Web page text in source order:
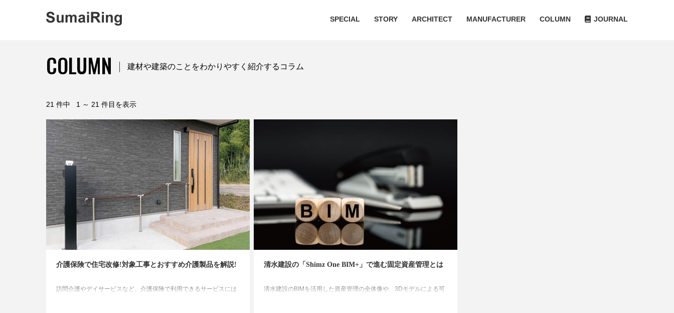
SPECIAL STORY ARCHITECT MANUFACTURER COLUMN JOURNAL
COLUMN 建材や建築のことをわかりやすく紹介するコラム
21 件中 1 ～ 21 件目を表示
介護保険で住宅改修!対象工事とおすすめ介護製品を解説!
訪問介護やデイサービスなど、介護保険で利用できるサービスには
清水建設の「Shimz One BIM+」で進む固定資産管理とは
清水建設のBIMを活用した資産管理の全体像や、3Dモデルによる可